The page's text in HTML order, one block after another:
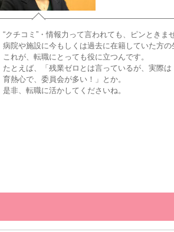
“クチコミ”・情報力って言われても、ピンときま
病院や施設に今もしくは過去に在籍していた方
これが、転職にとっても役に立つんです。
たとえば、「残業ゼロとは言っているが、実際
育熱心で、委員会が多い！」とか。
是非、転職に活かしてくださいね。